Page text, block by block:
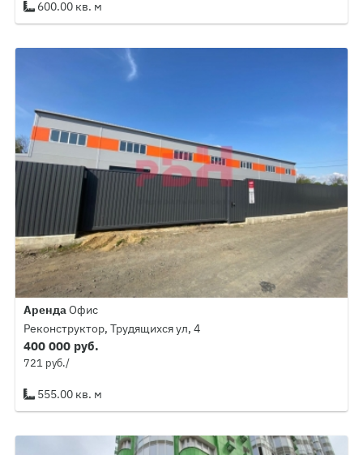
600.00 кв. м
Аренда Офис
Реконструктор, Трудящихся ул, 4
400 000 руб.
721 руб./
555.00 кв. м